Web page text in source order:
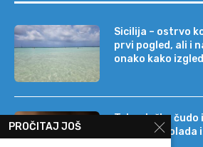
Sicilija – ostrvo
prvi pogled, ali i
onako kako
Tehnološko čudo
kako je
PROČITAJ JOŠ